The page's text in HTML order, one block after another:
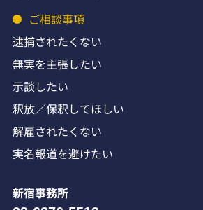
ご相談事項
逮捕されたくない
無実を主張したい
示談したい
釈放／保釈してほしい
解雇されたくない
実名報道を避けたい
新宿事務所